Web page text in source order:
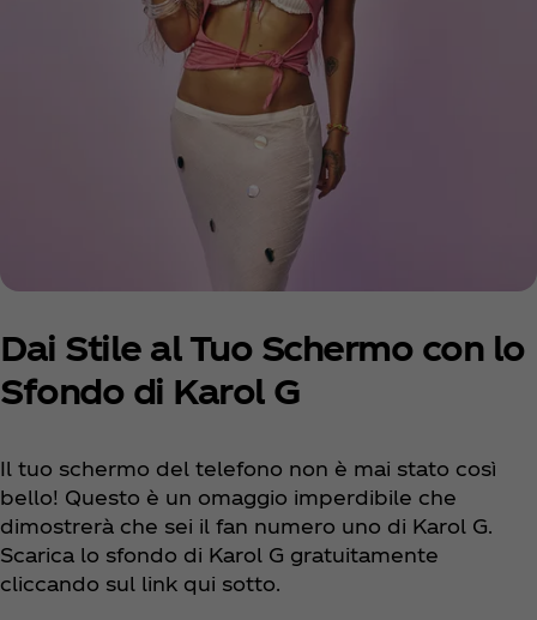
Dai Stile al Tuo Schermo con lo
Sfondo di Karol G
Il tuo schermo del telefono non è mai stato così
bello! Questo è un omaggio imperdibile che
dimostrerà che sei il fan numero uno di Karol G.
Scarica lo sfondo di Karol G gratuitamente
cliccando sul link qui sotto.